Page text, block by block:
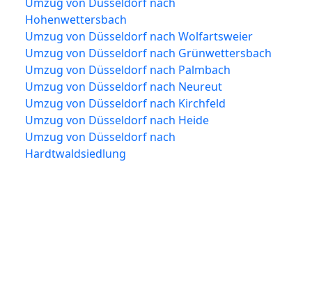
Hohenwettersbach
Umzug von Düsseldorf nach Wolfartsweier
Umzug von Düsseldorf nach Grünwettersbach
Umzug von Düsseldorf nach Palmbach
Umzug von Düsseldorf nach Neureut
Umzug von Düsseldorf nach Kirchfeld
Umzug von Düsseldorf nach Heide
Umzug von Düsseldorf nach
Hardtwaldsiedlung